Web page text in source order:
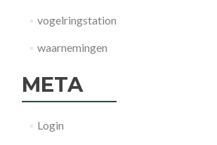
vogelringstation
waarnemingen
META
Login